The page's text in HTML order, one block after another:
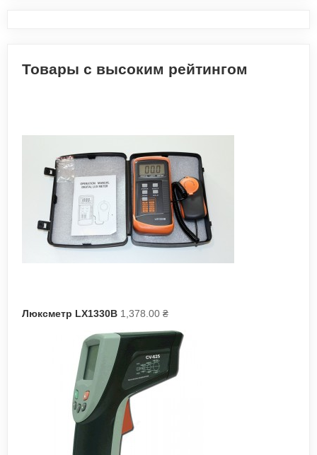
Товары с высоким рейтингом
Люкcметр LX1330B 1,378.00 ₴